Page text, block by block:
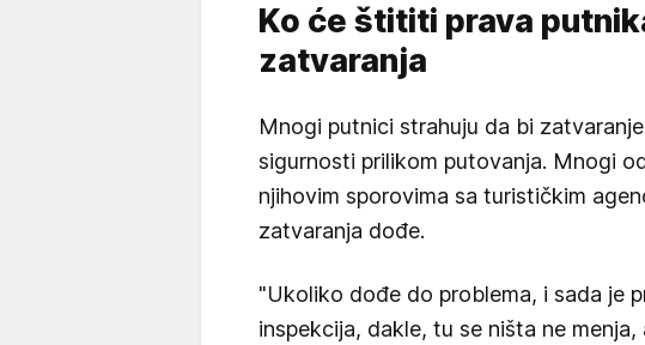
Ko će štititi prava
zatvaranja
Mnogi putnici strahuju da bi
sigurnosti prilikom putovanja. Mnogi
njihovim sporovima sa turističkim
zatvaranja dođe.
"Ukoliko dođe do problema, i sada je
inspekcija, dakle, tu se ništa ne